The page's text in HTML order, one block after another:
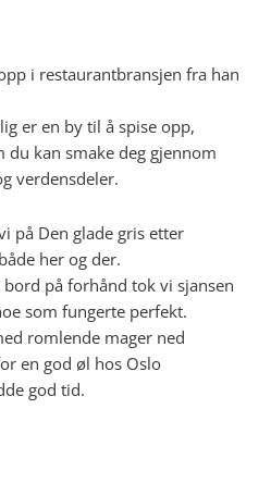
i restaurantbransjen fra han
er en by til å spise opp,
du kan smake deg gjennom
verdensdeler.
på Den glade gris etter
her og der.
på forhånd tok vi sjansen
som fungerte perfekt.
romlende mager ned
en god øl hos Oslo
god tid.